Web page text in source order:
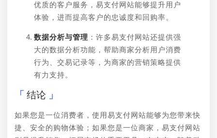
优质的客户服务，易支付网站能够提升用户
体验，进而提高客户的忠诚度和回购率。
数据分析与管理 ：许多易支付网站还提供强
大的数据分析功能，帮助商家分析用户消费
行为、交易记录等，为商家的营销策略提供
有力支持。
结论
如果您是一位消费者，使用易支付网站能够为您带来快
捷、安全的购物体验；如果您是一位商家，易支付网站